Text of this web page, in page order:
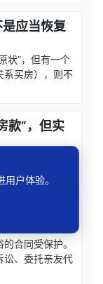
应当恢复
状”，但有一个
系买房），则不
款”，但实
言等综合认定
法目的。
院会保
合同受保护。
讼、委托亲友代
户体验。